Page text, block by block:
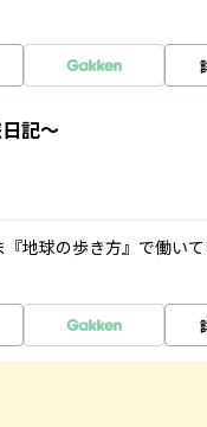
記～
地球の歩き方』で働い